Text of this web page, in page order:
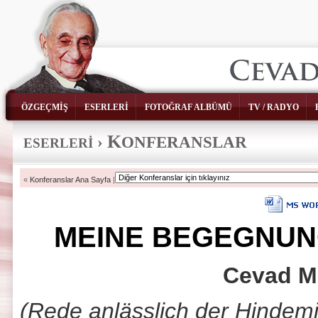
ÖZGEÇMİŞ ESERLERİ FOTOĞRAF ALBÜMÜ TV / RADYO
ESERLERİ › KONFERANSLAR
« Konferanslar Ana Sayfa |
MEINE
Cevad
(Rede anlässlich der